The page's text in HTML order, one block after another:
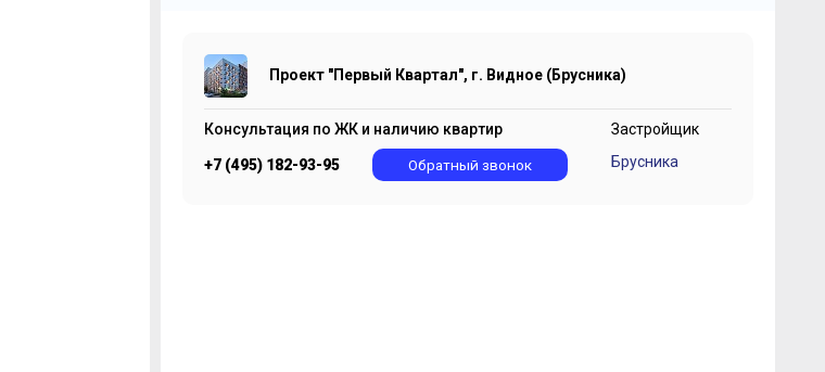
Проект "Первый Квартал", г. Видное (Брусника)
Консультация по ЖК и наличию квартир
+7 (495) 182-93-95 Обратный звонок
Застройщик
Брусника